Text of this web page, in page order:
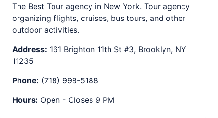
The Best Tour agency in New York. Tour agency
organizing flights, cruises, bus tours, and other
outdoor activities.
Address: 161 Brighton 11th St #3, Brooklyn, NY
11235
Phone: (718) 998-5188
Hours: Open - Closes 9 PM